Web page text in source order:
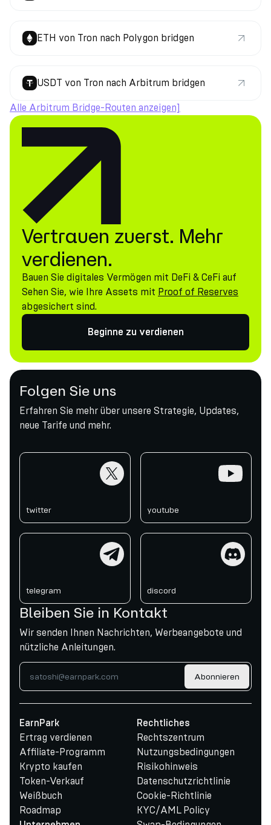
ETH von Tron nach Polygon bridgen
USDT von Tron nach Arbitrum bridgen
Alle Arbitrum Bridge-Routen anzeigen]
Vertrauen zuerst. Mehr
verdienen.
Bauen Sie digitales Vermögen mit DeFi & CeFi auf
Sehen Sie, wie Ihre Assets mit Proof of Reserves
abgesichert sind.
Beginne zu verdienen
Folgen Sie uns
Erfahren Sie mehr über unsere Strategie, Updates,
neue Tarife und mehr.
twitter youtube
telegram discord
Bleiben Sie in Kontakt
Wir senden Ihnen Nachrichten, Werbeangebote und
nützliche Anleitungen.
Abonnieren
EarnPark
Ertrag verdienen
Affiliate-Programm
Krypto kaufen
Token-Verkauf
Weißbuch
Roadmap
Rechtliches
Rechtszentrum
Nutzungsbedingungen
Risikohinweis
Datenschutzrichtlinie
Cookie-Richtlinie
KYC/AML Policy